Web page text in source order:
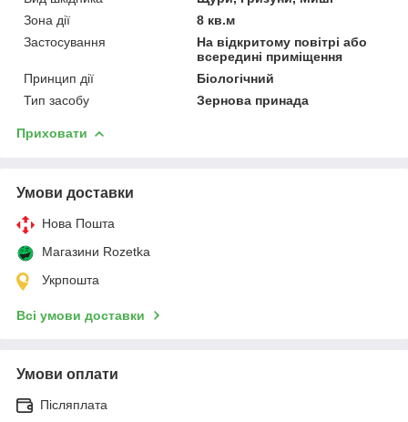
Зона дії
8 кв.м
Застосування
На відкритому повітрі або
всередині приміщення
Принцип дії
Біологічний
Тип засобу
Зернова принада
Приховати
Умови доставки
Нова Пошта
Магазини Rozetka
Укрпошта
Всі умови доставки
Умови оплати
Післяплата